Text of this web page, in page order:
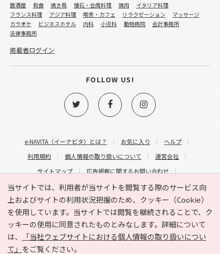
当サイトでは、利用者が当サイトを閲覧する際のサービス向
上およびサイトの利用状況把握のため、クッキー（Cookie）
を使用しています。当サイトでは閲覧を継続されることで、ク
ッキーの使用に同意されたものとみなします。詳細について
は、
「当社ウェブサイトにおける個人情報の取り扱いについ
て」 をご覧ください。
e-NAVITA（イーナビタ）とは？ お気に入り
ヘルプ
利用規約
個人情報の取り扱いについて
運営会社
サイトマップ
広告掲載に関するお問い合わせ
サイトの内容に関するお問い合わせ
居酒屋 和食 焼き鳥 懐石・会席料理 焼肉
イタリア料理
フランス料理
アジア料理 喫茶・カフェ リラクゼーション
マッサージ
カラオケ
ビジネスホテル 内科 小児科 動物病院
会計事務所
法律事務所
掲載者ログイン
FOLLOW US!
Copyright © HYOJITO.Co.,Ltd. All Rights Reserved.